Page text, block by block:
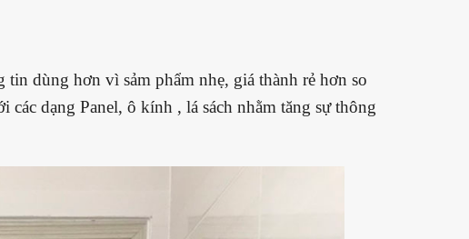
dùng hơn vì sảm phẩm nhẹ, giá thành rẻ hơn so
dạng Panel, ô kính , lá sách nhằm tăng sự thông